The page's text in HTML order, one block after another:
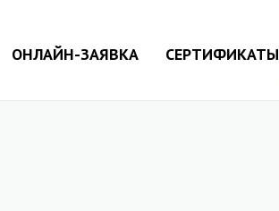
ОНЛАЙН-ЗАЯВКА СЕРТИФИКАТЫ